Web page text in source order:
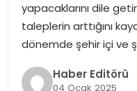
SPOR
yapacaklarını dile
taleplerin arttığını
dönemde şehir içi ve
Haber Editörü
04 Ocak 2025